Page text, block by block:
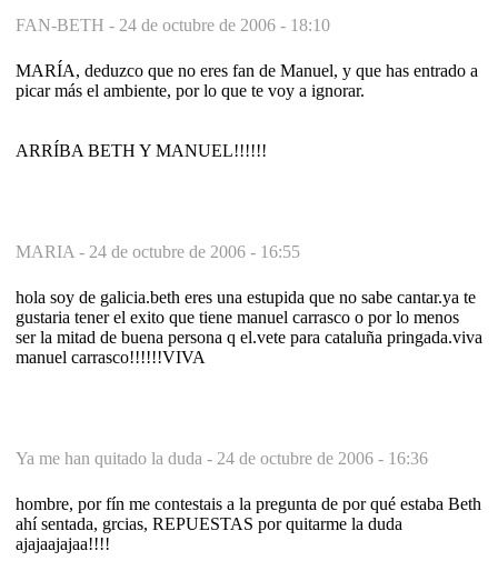
FAN-BETH - 24 de octubre de 2006 - 18:10
MARÍA, deduzco que no eres fan de Manuel, y que has entrado a
picar más el ambiente, por lo que te voy a ignorar.
ARRÍBA BETH Y MANUEL!!!!!!
MARIA - 24 de octubre de 2006 - 16:55
hola soy de galicia.beth eres una estupida que no sabe cantar.ya te
gustaria tener el exito que tiene manuel carrasco o por lo menos
ser la mitad de buena persona q el.vete para cataluña pringada.viva
manuel carrasco!!!!!!VIVA
Ya me han quitado la duda - 24 de octubre de 2006 - 16:36
hombre, por fín me contestais a la pregunta de por qué estaba Beth
ahí sentada, grcias, REPUESTAS por quitarme la duda
ajajaajajaa!!!!